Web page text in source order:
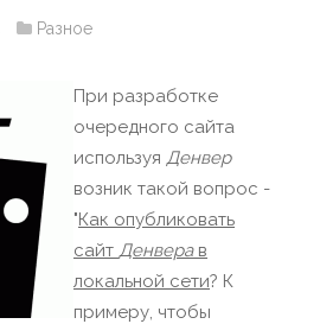
Разное
При разработке
очередного сайта
используя Денвер
возник такой вопрос -
"Как опубликовать
сайт Денверав
локальной сети? К
примеру, чтобы